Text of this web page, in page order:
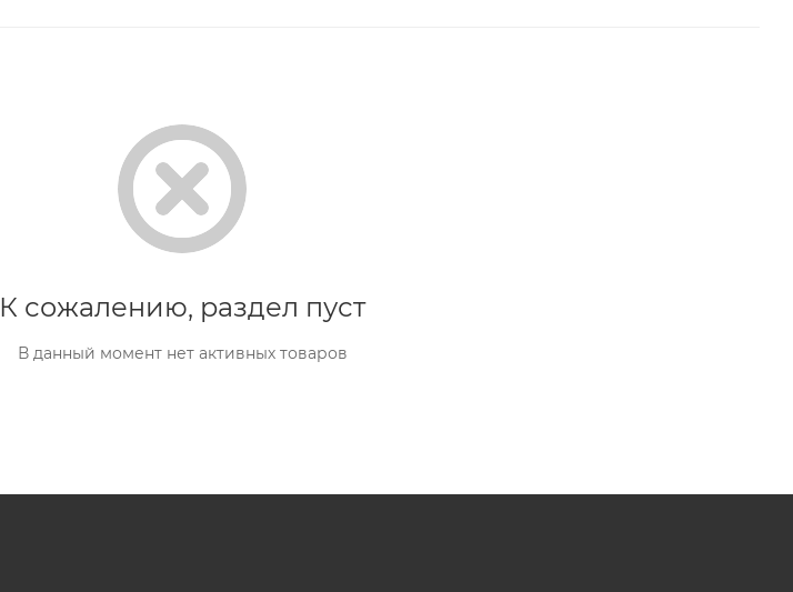
К сожалению, раздел пуст
В данный момент нет активных товаров